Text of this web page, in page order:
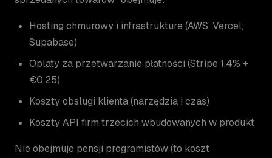
Hosting chmurowy i infrastrukture (AWS, Vercel,
Supabase)
Oplaty za przetwarzanie płatności (Stripe 1,4% +
€0,25)
Koszty obslugi klienta (narzędzia i czas)
Koszty API firm trzecich wbudowanych w produkt
Nie obejmuje pensji programistów (to koszt